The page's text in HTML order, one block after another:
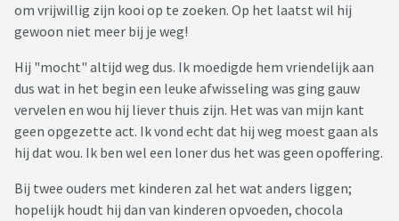
om vrijwillig zijn kooi op te zoeken. Op het laatst wil hij
gewoon niet meer bij je weg!
Hij "mocht" altijd weg dus. Ik moedigde hem vriendelijk aan
dus wat in het begin een leuke afwisseling was ging gauw
vervelen en wou hij liever thuis zijn. Het was van mijn kant
geen opgezette act. Ik vond echt dat hij weg moest gaan als
hij dat wou. Ik ben wel een loner dus het was geen opoffering.
Bij twee ouders met kinderen zal het wat anders liggen;
hopelijk houdt hij dan van kinderen opvoeden, chocola